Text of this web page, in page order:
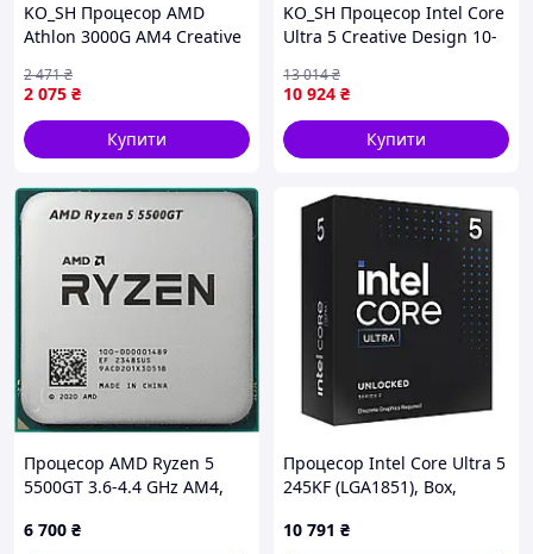
KO_SH Процесор AMD
Athlon 3000G AM4 Creative
комп'ютера офісний
процесор з граф IK_6PRM
2 075 ₴
2 471₴
Купити
KO_SH Процесор Intel Core
Ultra 5 Creative Design 10-
Boost 4.9 ГГц для
настільного IK_6PRM
10 924 ₴
13 014₴
Купити
Процесор AMD Ryzen 5
5500GT 3.6-4.4 GHz AM4,
6 700 ₴
Процесор Intel Core Ultra 5
245KF (LGA1851), Box,
GHz, 14 потоків), AI Boost,
10 791 ₴